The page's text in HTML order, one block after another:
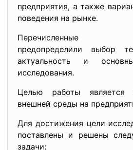
предприятия, а также
поведения на рынке.
Перечисленные
предопределили выбор
актуальность и
исследования.
Целью работы является
внешней среды на
Для достижения цели
поставлены и решены
задачи: